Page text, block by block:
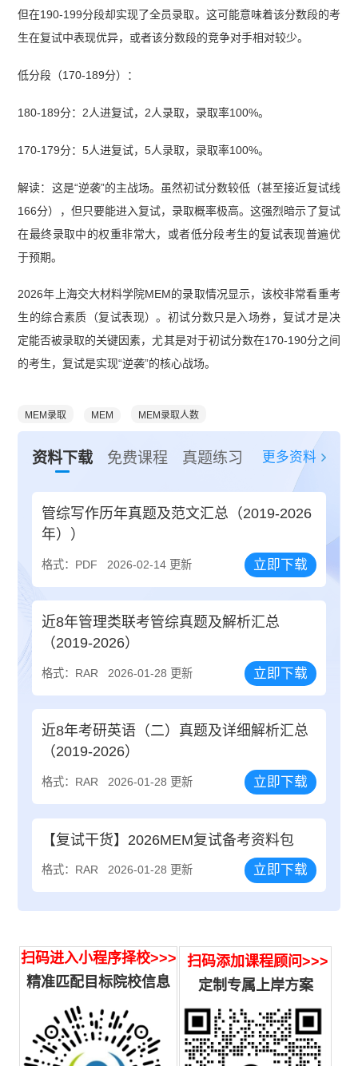
但在190-199分段却实现了全员录取。这可能意味着该分数段的考
生在复试中表现优异，或者该分数段的竞争对手相对较少。
低分段（170-189分）：
180-189分：2人进复试，2人录取，录取率100%。
170-179分：5人进复试，5人录取，录取率100%。
解读：这是“逆袭”的主战场。虽然初试分数较低（甚至接近复试线
166分），但只要能进入复试，录取概率极高。这强烈暗示了复试
在最终录取中的权重非常大，或者低分段考生的复试表现普遍优
于预期。
2026年上海交大材料学院MEM的录取情况显示，该校非常看重考
生的综合素质（复试表现）。初试分数只是入场券，复试才是决
定能否被录取的关键因素，尤其是对于初试分数在170-190分之间
的考生，复试是实现“逆袭”的核心战场。
MEM录取 MEM MEM录取人数
资料下载 免费课程 真题练习 更多资料
管综写作历年真题及范文汇总（2019-2026
年））
格式：PDF 2026-02-14 更新 立即下载
近8年管理类联考管综真题及解析汇总
（2019-2026）
格式：RAR 2026-01-28 更新 立即下载
近8年考研英语（二）真题及详细解析汇总
（2019-2026）
格式：RAR 2026-01-28 更新 立即下载
【复试干货】2026MEM复试备考资料包
格式：RAR 2026-01-28 更新 立即下载
扫码进入小程序择校>>>
精准匹配目标院校信息
扫码添加课程顾问>>>
定制专属上岸方案